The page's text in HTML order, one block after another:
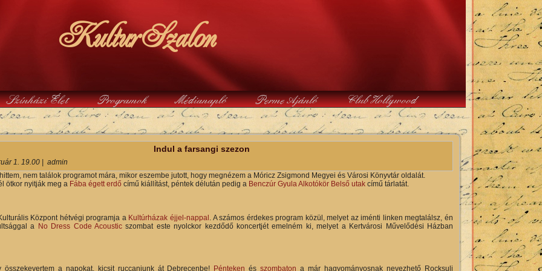
KulturSzalon
Színházi Élet Programok Médianapló Perme Ajánló Club Hollywood
Indul a farsangi szezon
1. 19.00
admin
nem találok programot mára, mikor eszembe jutott, hogy megnézem a Móricz Zsigmond Megyei és Városi Könyvtár oldalát.
ötkor nyitják meg a Fába égett erdő című kiállítást, péntek délután pedig a Benczúr Gyula Alkotókör Belső utak című tárlatát.
Központ hétvégi programja a Kultúrházak éjjel-nappal . A számos érdekes program közül, melyet az iménti linken megtalálsz, én
a No Dress Code Acousticszombat este nyolckor kezdődő koncertjét emelném ki, melyet a Kertvárosi Művelődési Házban
összekevertem a napokat, kicsit ruccanjunk át Debrecenbe! Pénteken ésszombaton a már hagyományosnak nevezhető Rocksuli